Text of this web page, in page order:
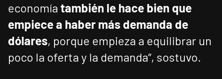
economía también le hace bien que
empiece a haber más demanda de
dólares, porque empieza a equilibrar un
poco la oferta y la demanda”, sostuvo.